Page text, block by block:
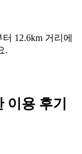
12.6km 거리에
.
용 후기